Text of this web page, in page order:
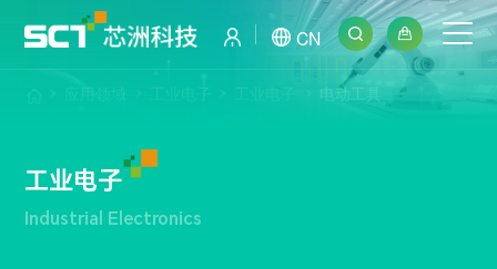
CN
应用领域 工业电子 工业电子 电动工具
工业电子
Industrial Electronics